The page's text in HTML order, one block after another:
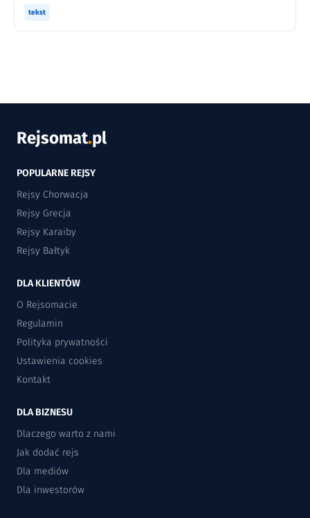
tekst
Rejsomat.pl
POPULARNE REJSY
Rejsy Chorwacja
Rejsy Grecja
Rejsy Karaiby
Rejsy Bałtyk
DLA KLIENTÓW
O Rejsomacie
Regulamin
Polityka prywatności
Ustawienia cookies
Kontakt
DLA BIZNESU
Dlaczego warto z nami
Jak dodać rejs
Dla mediów
Dla inwestorów